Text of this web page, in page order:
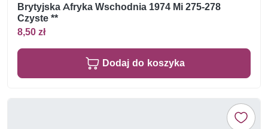
Brytyjska Afryka Wschodnia 1974 Mi 275-278
Czyste **
8,50 zł
Dodaj do koszyka